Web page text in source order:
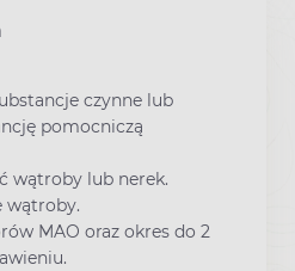
czynne lub
pomocniczą
wątroby lub nerek.
wątroby.
MAO oraz okres do 2